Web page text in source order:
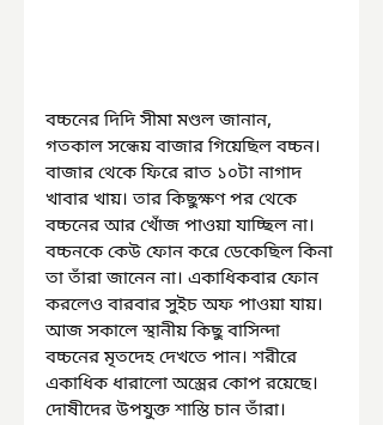
বচ্চনের দিদি সীমা মণ্ডল জানান,
গতকাল সন্ধেয় বাজার গিয়েছিল বচ্চন।
বাজার থেকে ফিরে রাত ১০টা নাগাদ
খাবার খায়। তার কিছুক্ষণ পর থেকে
বচ্চনের আর খোঁজ পাওয়া যাচ্ছিল না।
বচ্চনকে কেউ ফোন করে ডেকেছিল কিনা
তা তাঁরা জানেন না। একাধিকবার ফোন
করলেও বারবার সুইচ অফ পাওয়া যায়।
আজ সকালে স্থানীয় কিছু বাসিন্দা
বচ্চনের মৃতদেহ দেখতে পান। শরীরে
একাধিক ধারালো অস্ত্রের কোপ রয়েছে।
দোষীদের উপযুক্ত শাস্তি চান তাঁরা।